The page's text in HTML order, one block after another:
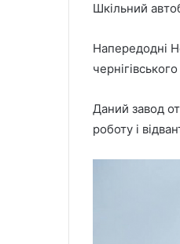
Шкільний
Напередодні
Даний завод
роботу і